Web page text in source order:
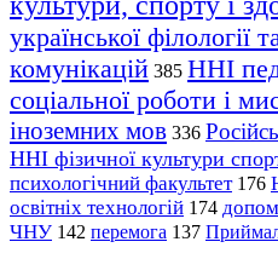
української філології
комунікацій 385 ННІ
соціальної роботи і
іноземних мов 336
ННІ фізичної культури
психологічний факультет 176
освітніх технологій 174
ЧНУ 142 перемога 137